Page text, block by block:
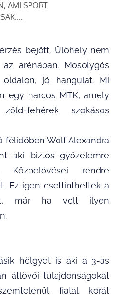
AMI SPORT
bejött. Ülőhely nem
arénában. Mosolygós
jó hangulat. Mi
egy harcos MTK, amely
fehérek szokásos
félidőben Wolf Alexandra
aki biztos győzelemre
Közbelövései rendre
Ez igen csettinthettek a
már ha volt ilyen
hölgyet is aki a 3-as
átlövői tulajdonságokat
fiatal korát